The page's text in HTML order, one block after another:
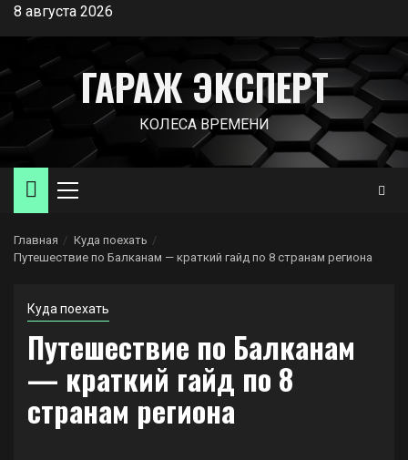
Перейти
содержимому
8 августа 2026
ГАРАЖ ЭКСПЕРТ
КОЛЕСА ВРЕМЕНИ
Основное
Главная
Куда поехать
Путешествие по Балканам — краткий гайд по 8 странам региона
Куда поехать
Путешествие по Балканам
— краткий гайд по 8
странам региона